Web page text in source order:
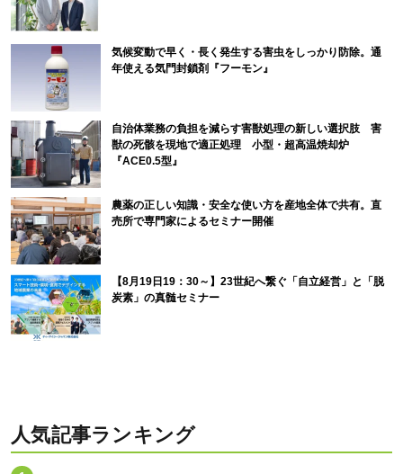
気候変動で早く・長く発生する害虫をしっかり防除。通
年使える気門封鎖剤『フーモン』
自治体業務の負担を減らす害獣処理の新しい選択肢 害
獣の死骸を現地で適正処理 小型・超高温焼却炉
『ACE0.5型』
農薬の正しい知識・安全な使い方を産地全体で共有。直
売所で専門家によるセミナー開催
【8月19日19：30～】23世紀へ繋ぐ「自立経営」と「脱
炭素」の真髄セミナー
人気記事ランキング